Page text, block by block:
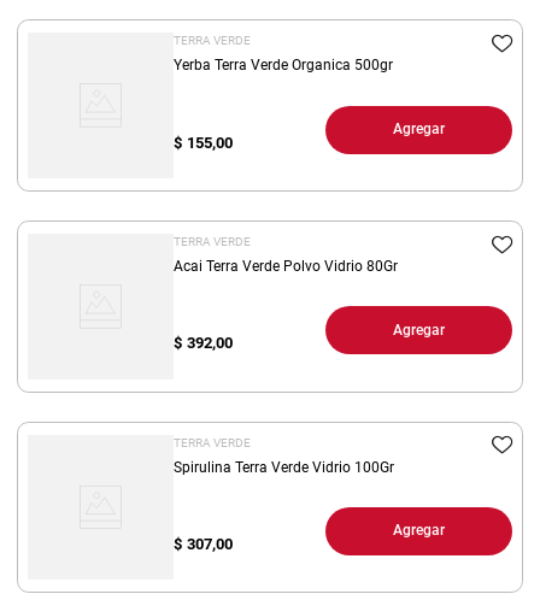
TERRA VERDE
Yerba Terra Verde Organica 500gr
$ 155,00
Agregar
TERRA VERDE
Acai Terra Verde Polvo Vidrio 80Gr
$ 392,00
Agregar
TERRA VERDE
Spirulina Terra Verde Vidrio 100Gr
$ 307,00
Agregar